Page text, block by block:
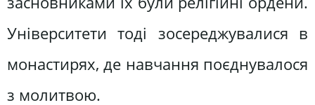
Університети тоді зосереджувалися в
монастирях, де навчання поєднувалося
з молитвою.